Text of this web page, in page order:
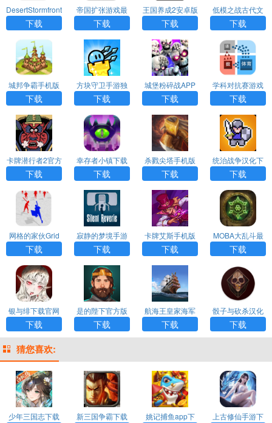
DesertStormfront
手机版最新版下
载
下载
帝国扩张游戏最
新版安卓版（Sta
te.io）下载
下载
王国养成2安卓版
最新版下载
下载
低模之战古代文
明之战最新安卓
版下载
下载
城邦争霸手机版
(Takeover)下载
下载
方块守卫手游独
立版
下载
城堡粉碎战APP
中文官网版
下载
学科对抗赛游戏
最新版下载
下载
卡牌潜行者2官方
版下载中文
下载
幸存者小镇下载
下载
杀戮尖塔手机版
下载中文最新
下载
统治战争汉化下
载
下载
网格的家伙Grid
Guys下载
下载
寂静的梦境手游
下载安装最新版
下载
卡牌艾斯手机版
下载中文版
下载
MOBA大乱斗最
新版本下载正版
下载
银与绯下载官网
版
下载
是的陛下官方版
中文版
下载
航海王皇家海军
下载手机版
下载
骰子与砍杀汉化
下载
下载
猜您喜欢:
少年三国志下载 新三国争霸下载 姚记捕鱼app下 上古修仙手游下